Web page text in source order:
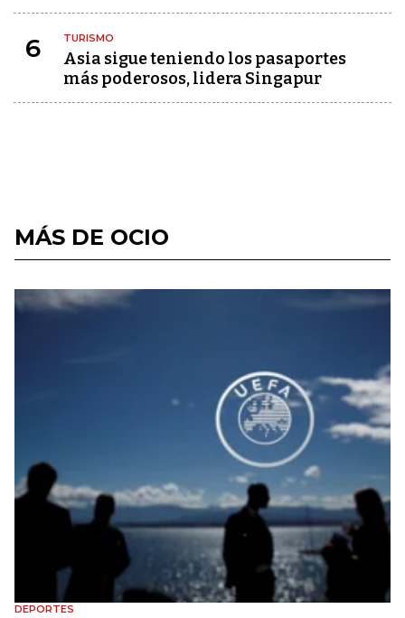
6 TURISMO
Asia sigue teniendo los pasaportes
más poderosos, lidera Singapur
MÁS DE OCIO
DEPORTES